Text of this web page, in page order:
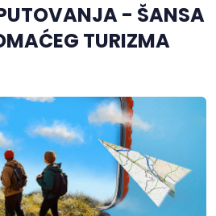
- ŠANSA
TURIZMA